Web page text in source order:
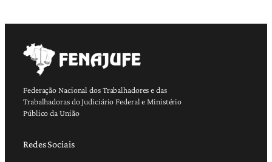
Federação Nacional dos Trabalhadores e das
Trabalhadoras do Judiciário Federal e Ministério
Público da União
Redes Sociais